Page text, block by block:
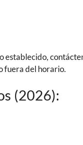
establecido,
fuera del horario.
(2026):